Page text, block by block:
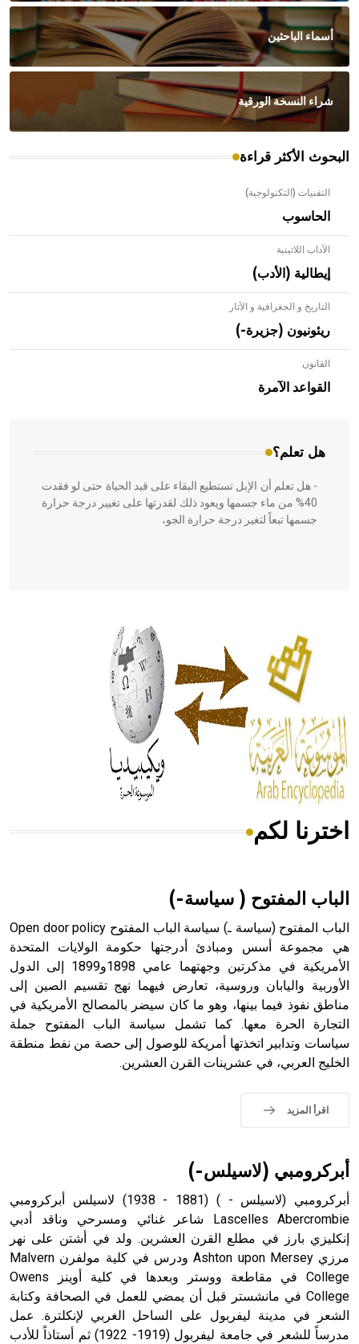
أسماء الباحثين
شراء النسخة الورقية
البحوث الأكثر قراءة
التقنيات (التكنولوجية)
الحاسوب
الآداب اللاتينية
إيطالية (الأدب)
التاريخ و الجغرافية و الآثار
ريئونيون (جزيرة-)
القانون
القواعد الآمرة
هل تعلم؟
- هل تعلم أن الأبلق نوع من الفنون الهندسية التي ارتبطت
بالعمارة الإسلامية في بلاد الشام ومصر خاصة، حيث يحرص
المعمار على بناء مداميكه وخاصة في الواجهات
- هل تعلم أن الإبل تستطيع البقاء على قيد الحياة حتى لو فقدت
40% من ماء جسمها ويعود ذلك لقدرتها على تغيير درجة حرارة
جسمها تبعاً لتغير درجة حرارة الجو،
الحكم، الأدلة، تنظيم التغذية، ورسالته في جروح الرأس. ويعود
له الفضل بأنه حرر الطب من الدين والفلسفة.
- هل تعلم أن المرجان إفراز حيواني يتكون في البحر ويتركب
من مادة كربونات الكلسيوم، وهو أحمر أو شديد الحمرة وهو
أجود أنواعه، ويمتاز بكبر الحجم ويسمى الش
هل تعلم أن الأبسيد كلمة فرنسية اللفظ تم اعتمادها مصطلحاً
- هل تعلم أن أبجر Abgar اسم معروف جيداً يعود إلى عدد من
الملوك الذين حكموا مدينة إديسا (الرها) من أبجر الأول وحتى
التاسع، وهم ينتسبون إلى أسرة أوسروين
sign تكتب منفصلة غير متصلة، وتعتمد المبدأ الأكوروفوني،
اخترنا لكم
الباب المفتوح ( سياسة-)
الباب المفتوح (سياسة ـ) سياسة الباب المفتوح Open door policy
هي مجموعة أسس ومبادئ أدرجتها حكومة الولايات المتحدة
الأمريكية في مذكرتين وجهتهما عامي 1898و1899 إلى الدول
الأوربية واليابان وروسية، تعارض فيهما نهج تقسيم الصين إلى
مناطق نفوذ فيما بينها، وهو ما كان سيضر بالمصالح الأمريكية في
التجارة الحرة معها. كما تشمل سياسة الباب المفتوح جملة
سياسات وتدابير اتخذتها أمريكة للوصول إلى حصة من نفط منطقة
الخليج العربي، في عشرينات القرن العشرين.
اقرأ المزيد
أبركرومبي (لاسيلس-)
أبركرومبي (لاسيلس - ) (1881 - 1938) لاسيلس أبركرومبي
Lascelles Abercrombie شاعر غنائي ومسرحي وناقد أدبي
إنكليزي بارز في مطلع القرن العشرين. ولد في أشتن على نهر
مرزي Ashton upon Mersey ودرس في كلية مولفرن Malvern
College في مقاطعة ووستر وبعدها في كلية أوينز Owens
College في مانشستر قبل أن يمضي للعمل في الصحافة وكتابة
الشعر في مدينة ليفربول على الساحل الغربي لإنكلترة. عمل
مدرساً للشعر في جامعة ليفربول (1919- 1922) ثم أستاذاً للأدب